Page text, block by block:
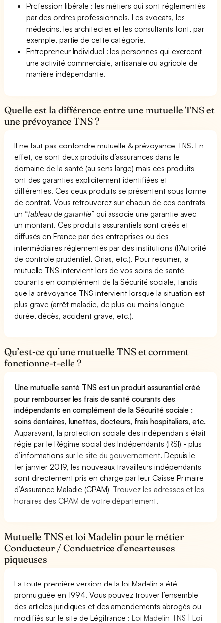
Profession libérale : les métiers qui sont réglementés
par des ordres professionnels. Les avocats, les
médecins, les architectes et les consultants font, par
exemple, partie de cette catégorie.
Entrepreneur Individuel : les personnes qui exercent
une activité commerciale, artisanale ou agricole de
manière indépendante.
Quelle est la différence entre une mutuelle TNS et
une prévoyance TNS ?
Il ne faut pas confondre mutuelle & prévoyance TNS. En
effet, ce sont deux produits d’assurances dans le
domaine de la santé (au sens large) mais ces produits
ont des garanties explicitement identifiées et
différentes. Ces deux produits se présentent sous forme
de contrat. Vous retrouverez sur chacun de ces contrats
un “tableau de garantie” qui associe une garantie avec
un montant. Ces produits assurantiels sont créés et
diffusés en France par des entreprises ou des
intermédiaires réglementés par des institutions (l’Autorité
de contrôle prudentiel, Orias, etc.). Pour résumer, la
mutuelle TNS intervient lors de vos soins de santé
courants en complément de la Sécurité sociale, tandis
que la prévoyance TNS intervient lorsque la situation est
plus grave (arrêt maladie, de plus ou moins longue
durée, décès, accident grave, etc.).
Qu’est-ce qu’une mutuelle TNS et comment
fonctionne-t-elle ?
Une mutuelle santé TNS est un produit assurantiel créé
pour rembourser les frais de santé courants des
indépendants en complément de la Sécurité sociale :
soins dentaires, lunettes, docteurs, frais hospitaliers, etc.
Auparavant, la protection sociale des indépendants était
régie par le Régime social des Indépendants (RSI) - plus
d’informations surle site du gouvernement. Depuis le
1er janvier 2019, les nouveaux travailleurs indépendants
sont directement pris en charge par leur Caisse Primaire
d’Assurance Maladie (CPAM). Trouvez les adresses et les
horaires des CPAM de votre département.
Mutuelle TNS et loi Madelin pour le métier
Conducteur / Conductrice d'encarteuses
piqueuses
La toute première version de la loi Madelin a été
promulguée en 1994. Vous pouvez trouver l’ensemble
des articles juridiques et des amendements abrogés ou
modifiés sur le site de Légifrance :Loi Madelin TNS | Loi